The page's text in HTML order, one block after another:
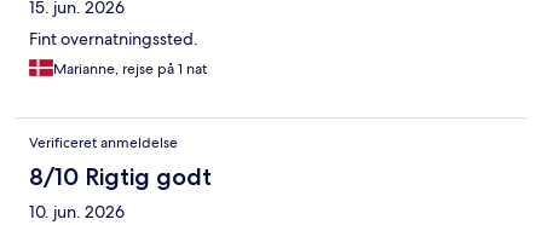
15. jun. 2026
Fint overnatningssted.
Marianne, rejse på 1 nat
Verificeret anmeldelse
8/10 Rigtig godt
10. jun. 2026